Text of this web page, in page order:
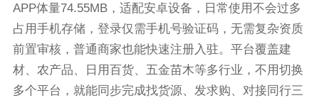
APP体量74.55MB，适配安卓设备，日常使用不会过多
占用手机存储，登录仅需手机号验证码，无需复杂资质
前置审核，普通商家也能快速注册入驻。平台覆盖建
材、农产品、日用百货、五金苗木等多行业，不用切换
多个平台，就能同步完成找货源、发求购、对接同行三